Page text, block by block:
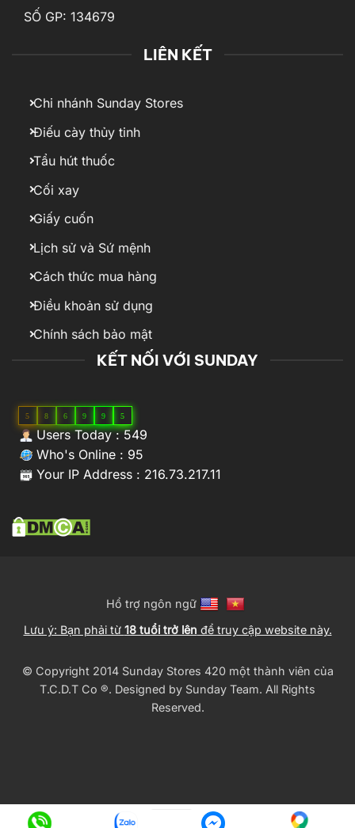
SỐ GP: 134679
LIÊN KẾT
Chi nhánh Sunday Stores
Điếu cày thủy tinh
Tẩu hút thuốc
Cối xay
Giấy cuốn
Lịch sử và Sứ mệnh
Cách thức mua hàng
Điều khoản sử dụng
Chính sách bảo mật
KẾT NỐI VỚI SUNDAY
5 8 6 9 9 5
Users Today : 549
Who's Online : 95
Your IP Address : 216.73.217.11
Hổ trợ ngôn ngữ
Lưu ý: Bạn phải từ 18 tuổi trở lên để truy cập website này.
© Copyright 2014 Sunday Stores 420 một thành viên của
T.C.D.T Co ®️. Designed by Sunday Team. All Rights
Reserved.